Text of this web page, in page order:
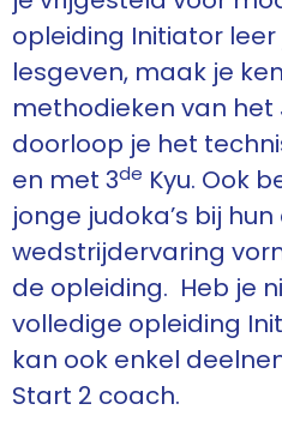
opleiding Initiator
lesgeven, maak je
methodieken van
doorloop je het
en met 3de Kyu. Ook
jonge judoka’s bij
wedstrijdervaring
de opleiding. Heb je
volledige opleiding
kan ook enkel
Start 2 coach.